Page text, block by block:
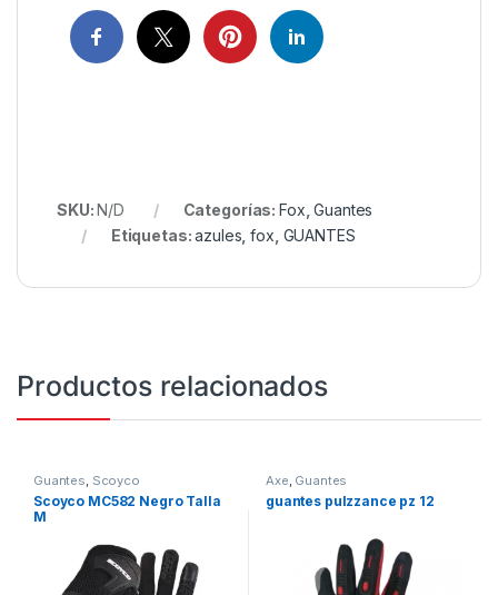
SKU:N/D Categorías: Fox ,Guantes
Etiquetas:azules ,fox GUANTES
Productos relacionados
Guantes, Scoyco
Scoyco MC582 Negro Talla
M
Axe, Guantes
guantes pulzzance pz 12